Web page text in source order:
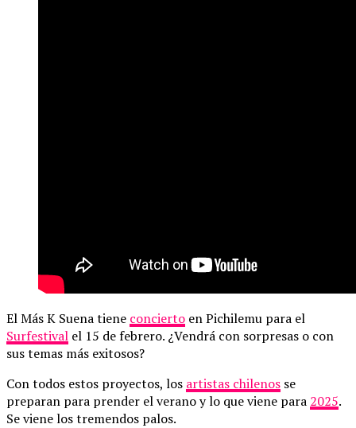
El Más K Suena tiene concierto en Pichilemu para el
Surfestival el 15 de febrero. ¿Vendrá con sorpresas o con
sus temas más exitosos?
Con todos estos proyectos, los artistas chilenos se
preparan para prender el verano y lo que viene para 2025.
Se viene los tremendos palos.